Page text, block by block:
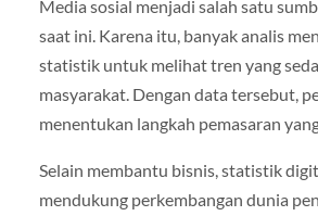
Media sosial menjadi salah satu
saat ini. Karena itu, banyak analis
statistik untuk melihat tren yang
masyarakat. Dengan data tersebut,
menentukan langkah pemasaran
Selain membantu bisnis, statistik
mendukung perkembangan dunia